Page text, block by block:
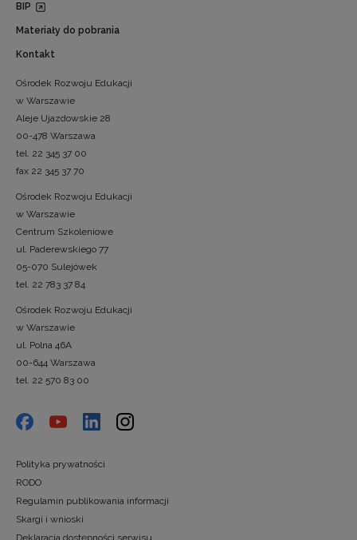
BIP
Materiały do pobrania
Kontakt
Ośrodek Rozwoju Edukacji
w Warszawie
Aleje Ujazdowskie 28
00-478 Warszawa
tel. 22 345 37 00
fax 22 345 37 70
Ośrodek Rozwoju Edukacji
w Warszawie
Centrum Szkoleniowe
ul. Paderewskiego 77
05-070 Sulejówek
tel. 22 783 37 84
Ośrodek Rozwoju Edukacji
w Warszawie
ul. Polna 46A
00-644 Warszawa
tel. 22 570 83 00
Polityka prywatności
RODO
Regulamin publikowania informacji
Skargi i wnioski
Deklaracja dostępności serwisu